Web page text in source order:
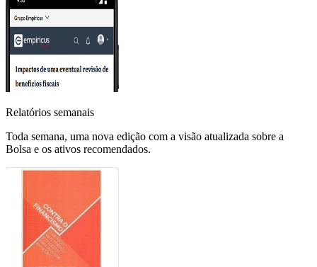
Relatórios semanais
Toda semana, uma nova edição com a visão atualizada sobre a
Bolsa e os ativos recomendados.